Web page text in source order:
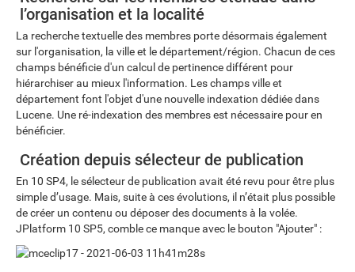
l’organisation et la localité
La recherche textuelle des membres porte désormais également
sur l'organisation, la ville et le département/région. Chacun de ces
champs bénéficie d'un calcul de pertinence différent pour
hiérarchiser au mieux l'information. Les champs ville et
département font l'objet d'une nouvelle indexation dédiée dans
Lucene. Une ré-indexation des membres est nécessaire pour en
bénéficier.
Création depuis sélecteur de publication
En 10 SP4, le sélecteur de publication avait été revu pour être plus
simple d’usage. Mais, suite à ces évolutions, il n’était plus possible
de créer un contenu ou déposer des documents à la volée.
JPlatform 10 SP5, comble ce manque avec le bouton "Ajouter" :